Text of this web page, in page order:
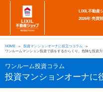
LIXIL不動産
2026年 売買
売
り
買
い
相
談
し
た
い
勉
強
し
た
い
強
社
HOME
投資マンションオーナに役立つコラム
ワンルームマンション投資で損をするからくり。危険な投資
ワンルーム投資コラム
投資マンションオーナに